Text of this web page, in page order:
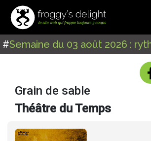
#Semaine du 03 août 2026 :
Grain de sable
Théâtre du Temps